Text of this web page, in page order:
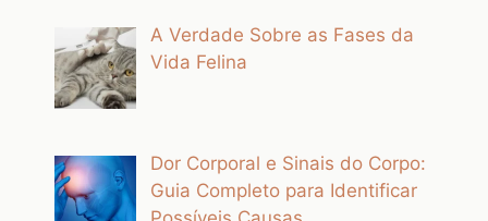
A Verdade Sobre as Fases da
Vida Felina
Dor Corporal e Sinais do Corpo:
Guia Completo para Identificar